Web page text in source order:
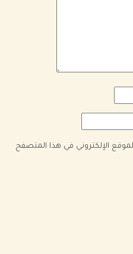
الإلكتروني في هذا المتصفح